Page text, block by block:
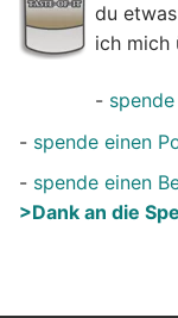
du
ich mich
-
- spende einen
- spende einen
>Dank an die